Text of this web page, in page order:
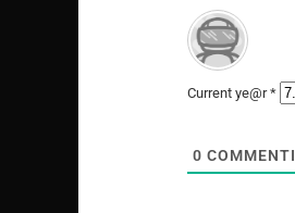
Current ye@r*
0 COMMENTI